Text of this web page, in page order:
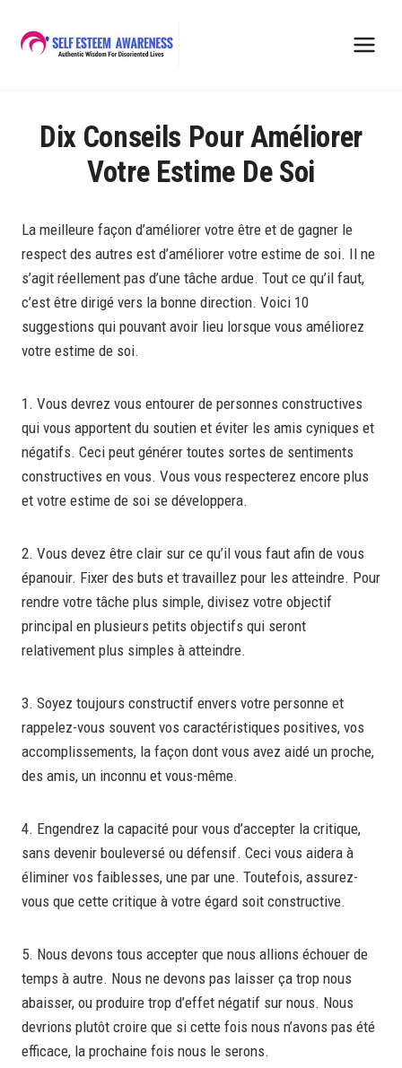
content
Dix Conseils Pour Améliorer
Votre Estime De Soi
La meilleure façon d’améliorer votre être et de gagner le
respect des autres est d’améliorer votre estime de soi. Il ne
s’agit réellement pas d’une tâche ardue. Tout ce qu’il faut,
c’est être dirigé vers la bonne direction. Voici 10
suggestions qui pouvant avoir lieu lorsque vous améliorez
votre estime de soi.
1. Vous devrez vous entourer de personnes constructives
qui vous apportent du soutien et éviter les amis cyniques et
négatifs. Ceci peut générer toutes sortes de sentiments
constructives en vous. Vous vous respecterez encore plus
et votre estime de soi se développera.
2. Vous devez être clair sur ce qu’il vous faut afin de vous
épanouir. Fixer des buts et travaillez pour les atteindre. Pour
rendre votre tâche plus simple, divisez votre objectif
principal en plusieurs petits objectifs qui seront
relativement plus simples à atteindre.
3. Soyez toujours constructif envers votre personne et
rappelez-vous souvent vos caractéristiques positives, vos
accomplissements, la façon dont vous avez aidé un proche,
des amis, un inconnu et vous-même.
4. Engendrez la capacité pour vous d’accepter la critique,
sans devenir bouleversé ou défensif. Ceci vous aidera à
éliminer vos faiblesses, une par une. Toutefois, assurez-
vous que cette critique à votre égard soit constructive.
5. Nous devons tous accepter que nous allions échouer de
temps à autre. Nous ne devons pas laisser ça trop nous
abaisser, ou produire trop d’effet négatif sur nous. Nous
devrions plutôt croire que si cette fois nous n’avons pas été
efficace, la prochaine fois nous le serons.